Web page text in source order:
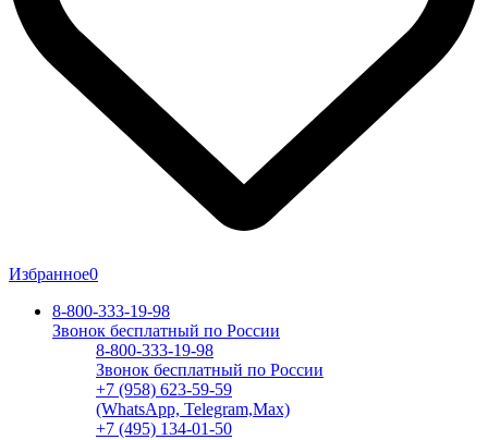
Избранное0
8-800-333-19-98
Звонок бесплатный по России
8-800-333-19-98
Звонок бесплатный по России
+7 (958) 623-59-59
(WhatsApp, Telegram,Max)
+7 (495) 134-01-50